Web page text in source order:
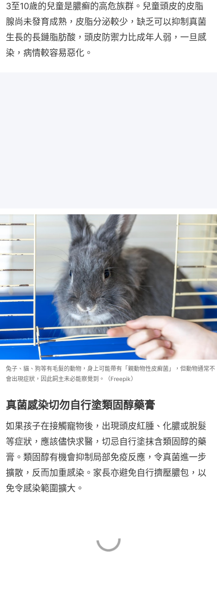
3至10歲的兒童是膿癬的高危族群。兒童頭皮的皮脂
腺尚未發育成熟，皮脂分泌較少，缺乏可以抑制真菌
生長的長鏈脂肪酸，頭皮防禦力比成年人弱，一旦感
染，病情較容易惡化。
兔子、貓、狗等有毛髮的動物，身上可能帶有「親動物性皮癬菌」，但動物通常不
會出現症狀，因此飼主未必能察覺到。（Freepik）
真菌感染切勿自行塗類固醇藥膏
如果孩子在接觸寵物後，出現頭皮紅腫、化膿或脫髮
等症狀，應該儘快求醫，切忌自行塗抹含類固醇的藥
膏。類固醇有機會抑制局部免疫反應，令真菌進一步
擴散，反而加重感染。家長亦避免自行擠壓膿包，以
免令感染範圍擴大。